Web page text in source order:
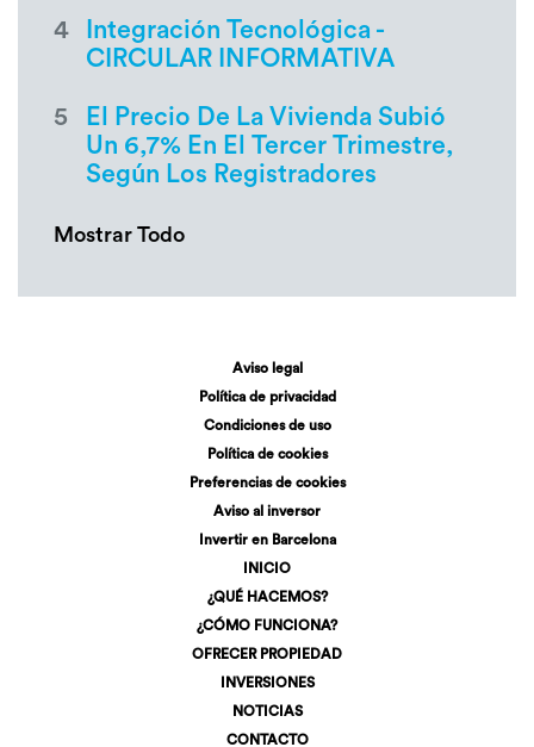
4
Integración Tecnológica -
CIRCULAR INFORMATIVA
5
El Precio De La Vivienda Subió
Un 6,7% En El Tercer Trimestre,
Según Los Registradores
Mostrar Todo
Aviso legal
Política de privacidad
Condiciones de uso
Política de cookies
Preferencias de cookies
Aviso al inversor
Invertir en Barcelona
INICIO
¿QUÉ HACEMOS?
¿CÓMO FUNCIONA?
OFRECER PROPIEDAD
INVERSIONES
NOTICIAS
CONTACTO